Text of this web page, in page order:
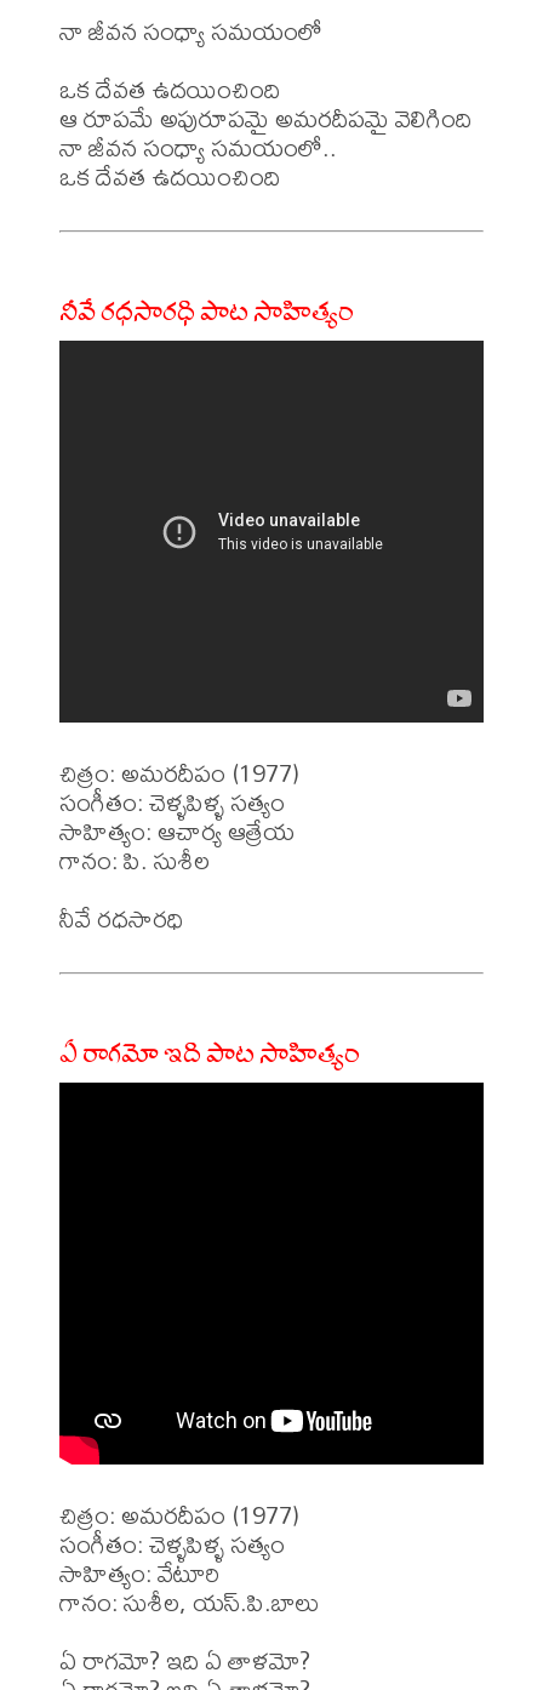
నా జీవన సంధ్యా సమయంలో
ఒక దేవత ఉదయించింది
ఆ రూపమే అపురూపమై అమరదీపమై వెలిగింది
నా జీవన సంధ్యా సమయంలో..
నీవే రధసారధి పాట సాహిత్యం
చిత్రం: అమరదీపం (1977)
సంగీతం: చెళ్ళపిళ్ళ సత్యం
సాహిత్యం: ఆచార్య ఆత్రేయ
గానం: పి. సుశీల
ఏ రాగమో ఇది పాట సాహిత్యం
చిత్రం: అమరదీపం (1977)
సంగీతం: చెళ్ళపిళ్ళ సత్యం
సాహిత్యం: వేటూరి
గానం: సుశీల, యస్.పి.బాలు
ఏ రాగమో? ఇది ఏ తాళమో?